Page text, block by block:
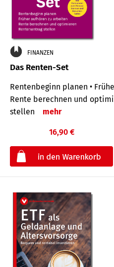
FINANZEN
Das Renten-Set
Rentenbeginn planen •
Rente berechnen und
stellen
mehr
16,90 €